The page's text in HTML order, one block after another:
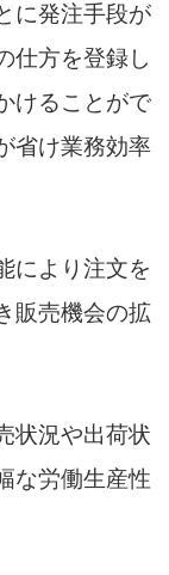
に発注手段が
仕方を登録し
けることがで
省け業務効率
により注文を
販売機会の拡
状況や出荷状
な労働生産性